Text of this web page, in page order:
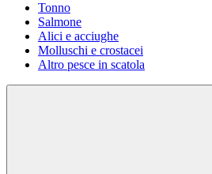
Tonno
Salmone
Alici e acciughe
Molluschi e crostacei
Altro pesce in scatola